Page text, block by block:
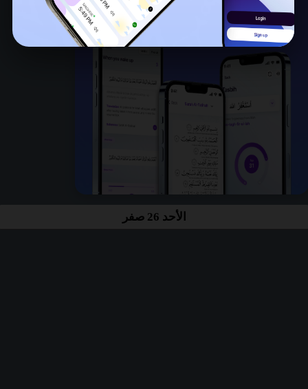
الأحد 26 صفر